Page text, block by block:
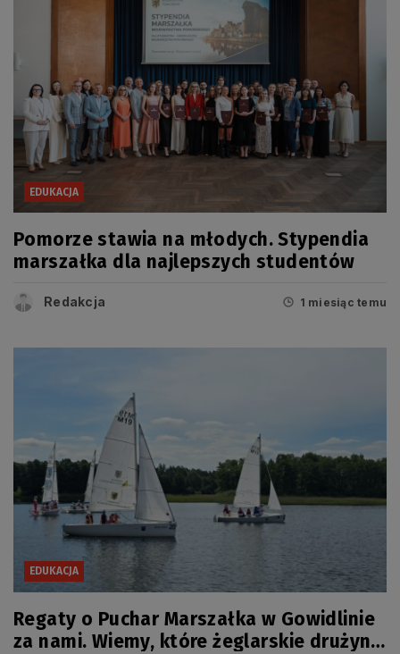
EDUKACJA
Pomorze stawia na młodych. Stypendia
marszałka dla najlepszych studentów
Redakcja 1 miesiąc temu
EDUKACJA
Regaty o Puchar Marszałka w Gowidlinie
za nami. Wiemy, które żeglarskie drużyny